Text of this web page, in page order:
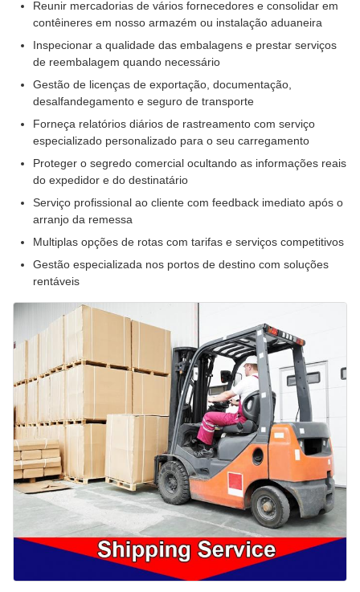
Reunir mercadorias de vários fornecedores e consolidar em
contêineres em nosso armazém ou instalação aduaneira
Inspecionar a qualidade das embalagens e prestar serviços
de reembalagem quando necessário
Gestão de licenças de exportação, documentação,
desalfandegamento e seguro de transporte
Forneça relatórios diários de rastreamento com serviço
especializado personalizado para o seu carregamento
Proteger o segredo comercial ocultando as informações reais
do expedidor e do destinatário
Serviço profissional ao cliente com feedback imediato após o
arranjo da remessa
Multiplas opções de rotas com tarifas e serviços competitivos
Gestão especializada nos portos de destino com soluções
rentáveis